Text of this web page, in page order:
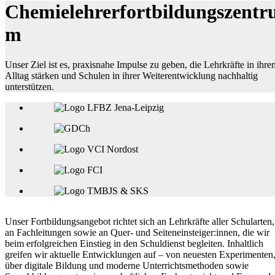
m
Unser Ziel ist es, praxisnahe Impulse zu geben, die Lehrkräfte in
Alltag stärken und Schulen in ihrer Weiterentwicklung nachhaltig
unterstützen.
Unser Fortbildungsangebot richtet sich an Lehrkräfte aller Schularten,
an Fachleitungen sowie an Quer- und Seiteneinsteiger:innen, die wir
beim erfolgreichen Einstieg in den Schuldienst begleiten. Inhaltlich
greifen wir aktuelle Entwicklungen auf – von neuesten Experimenten,
über digitale Bildung und moderne Unterrichtsmethoden sowie